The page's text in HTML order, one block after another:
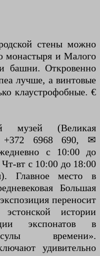
стены можно
монастыря и Малого
башни. Откровенно
лучше, а винтовые
клаустрофобные. €
музей (Великая
6968 690, ✉
с 10:00 до
вт с 10:00 до 18:00
Главное место в
Большая
переносит
истории
экспонатов в
времени».
удивительно